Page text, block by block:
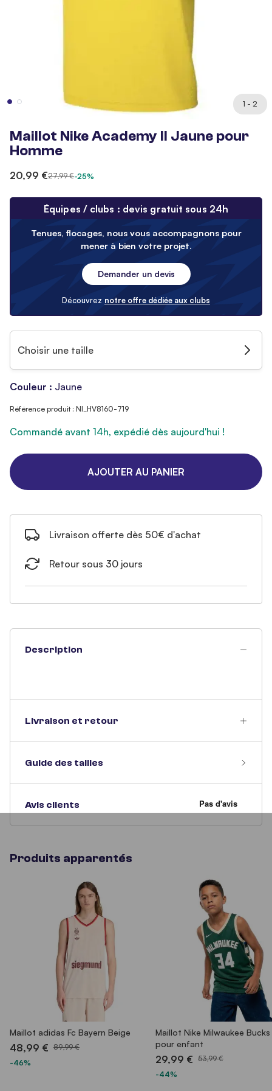
1 - 2
Maillot Nike Academy II Jaune pour
Homme
20,99 €27,99 €-25%
Équipes / clubs : devis gratuit sous 24h
Tenues, flocages, nous vous accompagnons pour
mener à bien votre projet.
Demander un devis
Découvrez notre offre dédiée aux clubs
Choisir une taille
Couleur : Jaune
Référence produit : NI_HV8160-719
Commandé avant 14h, expédié dès aujourd'hui !
AJOUTER AU PANIER
Livraison offerte dès 50€ d'achat
Retour sous 30 jours
Description
Livraison et retour
Guide des tailles
Avis clients
Produits apparentés
Maillot adidas Fc Bayern Beige
48,99 € 89,99 €
-46%
Maillot Nike Milwaukee
pour enfant
29,99 € 53,99 €
-44%